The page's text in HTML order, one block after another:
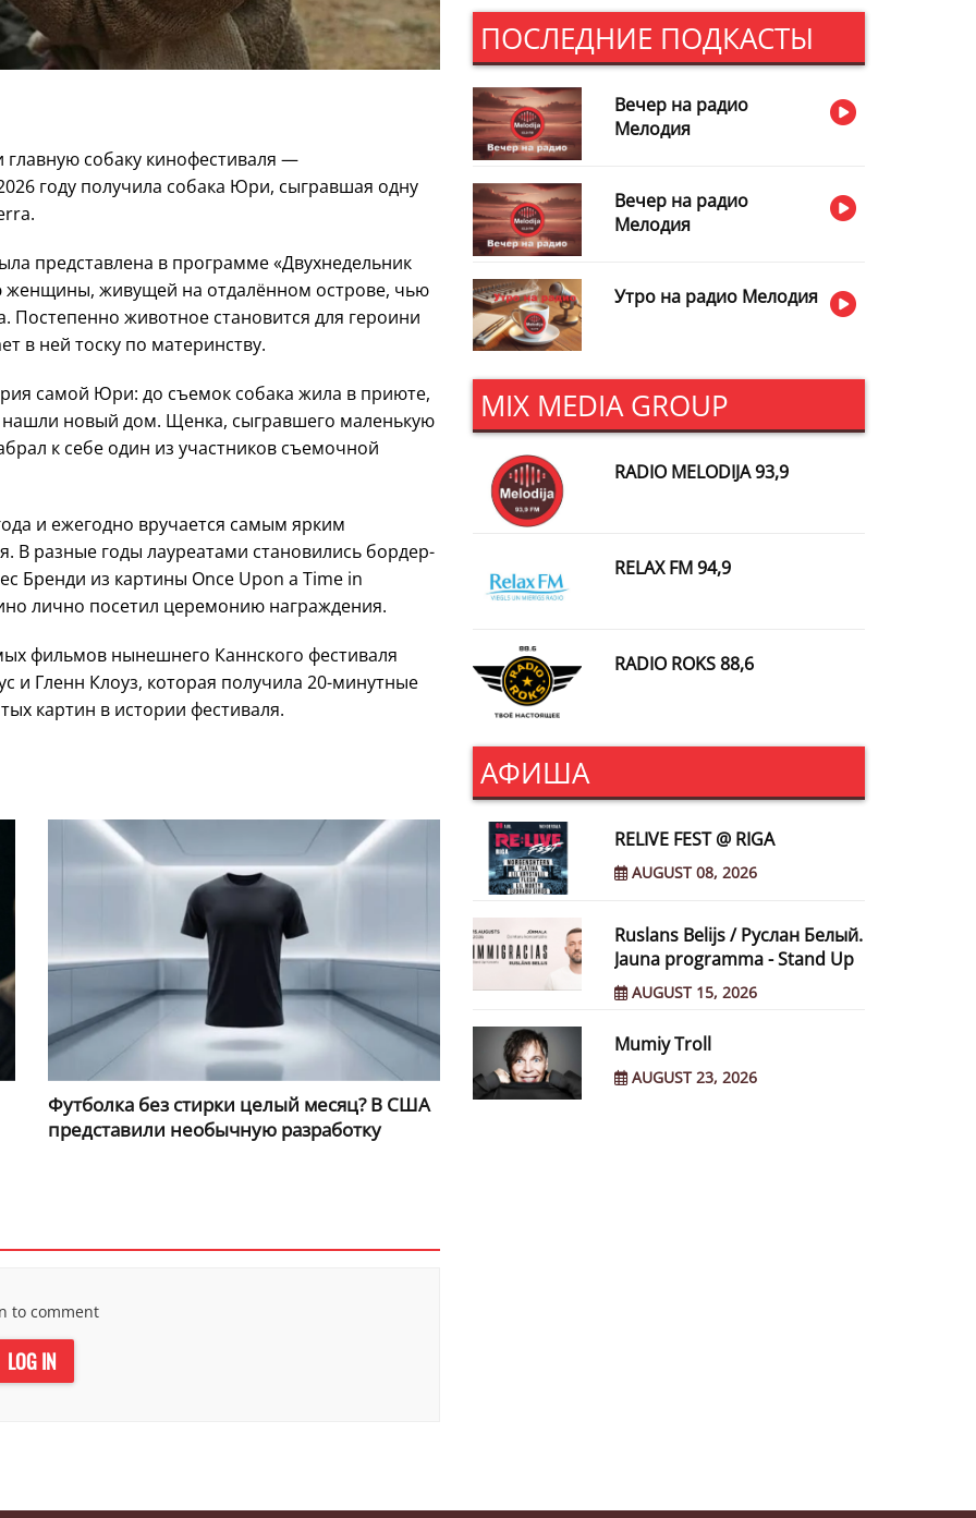
собаку кинофестиваля —
году получила собака Юри, сыгравшая одну
представлена в программе «Двухнедельник
женщины, живущей на отдалённом острове, чью
животное становится для героини
в ней тоску по материнству.
самой Юри: до съемок собака жила в приюте,
новый дом. Щенка, сыгравшего маленькую
к себе один из участников съемочной
и ежегодно вручается самым ярким
В разные годы лауреатами становились бордер-
Бренди из картины Once Upon a Time in
лично посетил церемонию награждения.
фильмов нынешнего Каннского фестиваля
и Гленн Клоуз, которая получила 20-минутные
картин в истории фестиваля.
Футболка без стирки целый месяц? В США
представили необычную разработку
to comment
LOG IN
ПОСЛЕДНИЕ ПОДКАСТЫ
Вечер на радио
Мелодия
Вечер на радио
Мелодия
Утро на радио Мелодия
MIX MEDIA GROUP
RADIO MELODIJA 93,9
RELAX FM 94,9
RADIO ROKS 88,6
АФИША
RELIVE FEST @ RIGA
AUGUST 08, 2026
Ruslans Belijs / Руслан Белый.
Jauna programma - Stand Up
AUGUST 15, 2026
Mumiy Troll
AUGUST 23, 2026